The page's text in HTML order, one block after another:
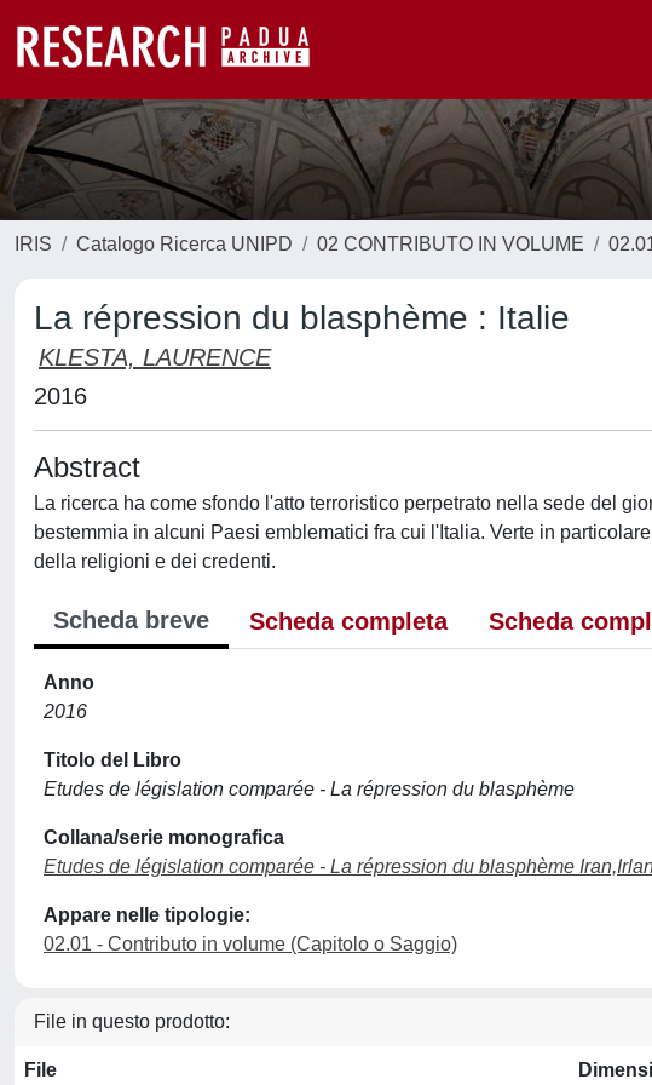
IRIS Catalogo Ricerca UNIPD 02 CONTRIBUTO IN VOLUME
La répression du blasphème : Italie
KLESTA, LAURENCE
2016
Abstract
La ricerca ha come sfondo l'atto terroristico perpetrato nella sede del
bestemmia in alcuni Paesi emblematici fra cui l'Italia. Verte in
della religioni e dei credenti.
Scheda breve Scheda completa Scheda
Anno
2016
Titolo del Libro
Etudes de législation comparée - La répression du blasphème
Collana/serie monografica
Etudes de législation comparée - La répression du blasphème
Appare nelle tipologie:
02.01 - Contributo in volume (Capitolo o Saggio)
File in questo prodotto:
File